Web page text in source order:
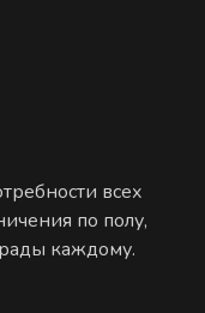
всех
по полу,
каждому.